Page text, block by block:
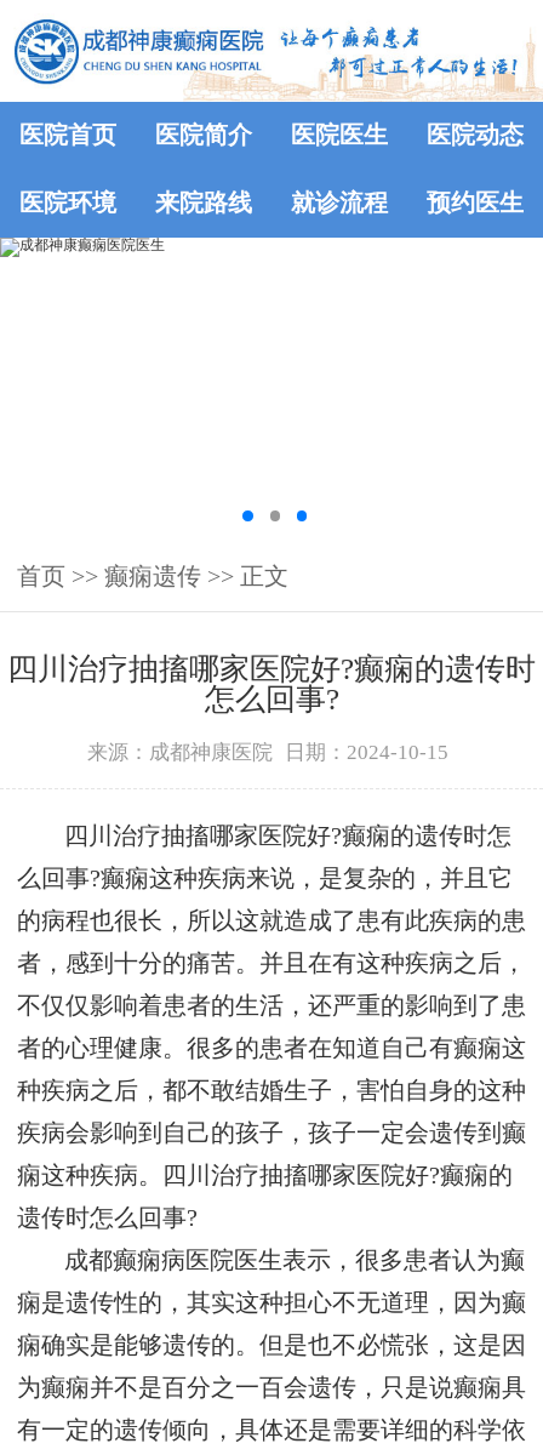
医院首页 医院简介 医院医生 医院动态
医院环境 来院路线 就诊流程 预约医生
首页 >> 癫痫遗传 >> 正文
四川治疗抽搐哪家医院好?癫痫的遗传时
怎么回事?
来源：成都神康医院 日期：2024-10-15
四川治疗抽搐哪家医院好?癫痫的遗传时怎
么回事?癫痫这种疾病来说，是复杂的，并且它
的病程也很长，所以这就造成了患有此疾病的患
者，感到十分的痛苦。并且在有这种疾病之后，
不仅仅影响着患者的生活，还严重的影响到了患
者的心理健康。很多的患者在知道自己有癫痫这
种疾病之后，都不敢结婚生子，害怕自身的这种
疾病会影响到自己的孩子，孩子一定会遗传到癫
痫这种疾病。四川治疗抽搐哪家医院好?癫痫的
遗传时怎么回事?
成都癫痫病医院医生表示，很多患者认为癫
痫是遗传性的，其实这种担心不无道理，因为癫
痫确实是能够遗传的。但是也不必慌张，这是因
为癫痫并不是百分之一百会遗传，只是说癫痫具
有一定的遗传倾向，具体还是需要详细的科学依